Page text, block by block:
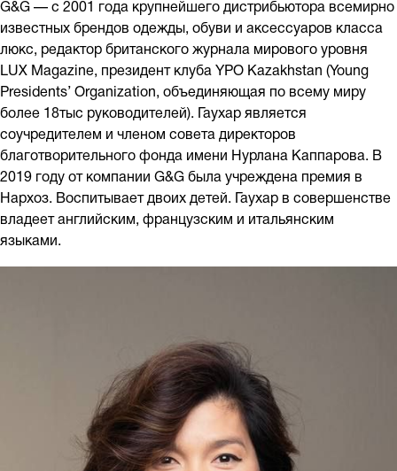
G&G — с 2001 года крупнейшего дистрибьютора всемирно
известных брендов одежды, обуви и аксессуаров класса
люкс, редактор британского журнала мирового уровня
LUX Magazine, президент клуба YPO Kazakhstan (Young
Presidents’ Organization, объединяющая по всему миру
более 18тыс руководителей). Гаухар является
соучредителем и членом совета директоров
благотворительного фонда имени Нурлана Каппарова. В
2019 году от компании G&G была учреждена премия в
Нархоз. Воспитывает двоих детей. Гаухар в совершенстве
владеет английским, французским и итальянским
языками.